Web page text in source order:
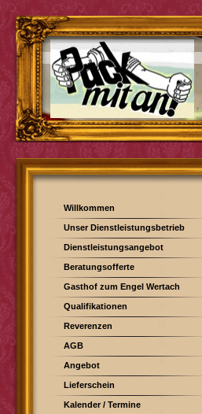
Willkommen
Unser Dienstleistungsbetrieb
Dienstleistungsangebot
Beratungsofferte
Gasthof zum Engel Wertach
Qualifikationen
Reverenzen
AGB
Angebot
Lieferschein
Kalender / Termine